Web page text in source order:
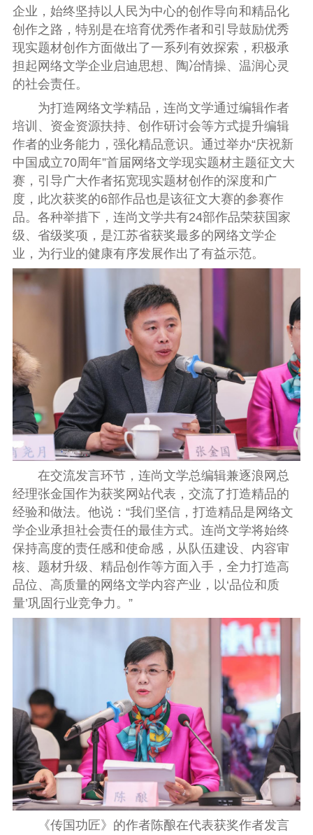
企业，始终坚持以人民为中心的创作导向和精品化
创作之路，特别是在培育优秀作者和引导鼓励优秀
现实题材创作方面做出了一系列有效探索，积极承
担起网络文学企业启迪思想、陶冶情操、温润心灵
的社会责任。
为打造网络文学精品，连尚文学通过编辑作者
培训、资金资源扶持、创作研讨会等方式提升编辑
作者的业务能力，强化精品意识。通过举办“庆祝新
中国成立70周年”首届网络文学现实题材主题征文大
赛，引导广大作者拓宽现实题材创作的深度和广
度，此次获奖的6部作品也是该征文大赛的参赛作
品。各种举措下，连尚文学共有24部作品荣获国家
级、省级奖项，是江苏省获奖最多的网络文学企
业，为行业的健康有序发展作出了有益示范。
在交流发言环节，连尚文学总编辑兼逐浪网总
经理张金国作为获奖网站代表，交流了打造精品的
经验和做法。他说：“我们坚信，打造精品是网络文
学企业承担社会责任的最佳方式。连尚文学将始终
保持高度的责任感和使命感，从队伍建设、内容审
核、题材升级、精品创作等方面入手，全力打造高
品位、高质量的网络文学内容产业，以‘品位和质
量’巩固行业竞争力。”
《传国功匠》的作者陈酿在代表获奖作者发言